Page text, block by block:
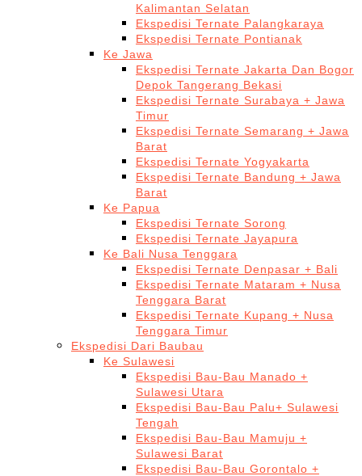
Kalimantan Selatan
Ekspedisi Ternate Palangkaraya
Ekspedisi Ternate Pontianak
Ke Jawa
Ekspedisi Ternate Jakarta Dan Bogor
Depok Tangerang Bekasi
Ekspedisi Ternate Surabaya + Jawa
Timur
Ekspedisi Ternate Semarang + Jawa
Barat
Ekspedisi Ternate Yogyakarta
Ekspedisi Ternate Bandung + Jawa
Barat
Ke Papua
Ekspedisi Ternate Sorong
Ekspedisi Ternate Jayapura
Ke Bali Nusa Tenggara
Ekspedisi Ternate Denpasar + Bali
Ekspedisi Ternate Mataram + Nusa
Tenggara Barat
Ekspedisi Ternate Kupang + Nusa
Tenggara Timur
Ekspedisi Dari Baubau
Ke Sulawesi
Ekspedisi Bau-Bau Manado +
Sulawesi Utara
Ekspedisi Bau-Bau Palu+ Sulawesi
Tengah
Ekspedisi Bau-Bau Mamuju +
Sulawesi Barat
Ekspedisi Bau-Bau Gorontalo +